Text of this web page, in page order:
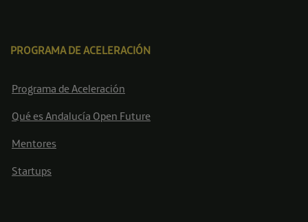
PROGRAMA DE ACELERACIÓN
Programa de Aceleración
Qué es Andalucía Open Future
Mentores
Startups